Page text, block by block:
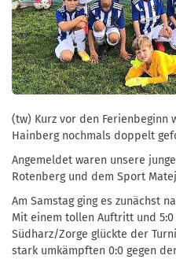
(tw) Kurz vor den Ferienbeginn
Hainberg nochmals doppelt
Angemeldet waren unsere
Rotenberg und dem Sport
Am Samstag ging es zunächst
Mit einem tollen Auftritt und 5:0
Südharz/Zorge glückte der
stark umkämpften 0:0 gegen